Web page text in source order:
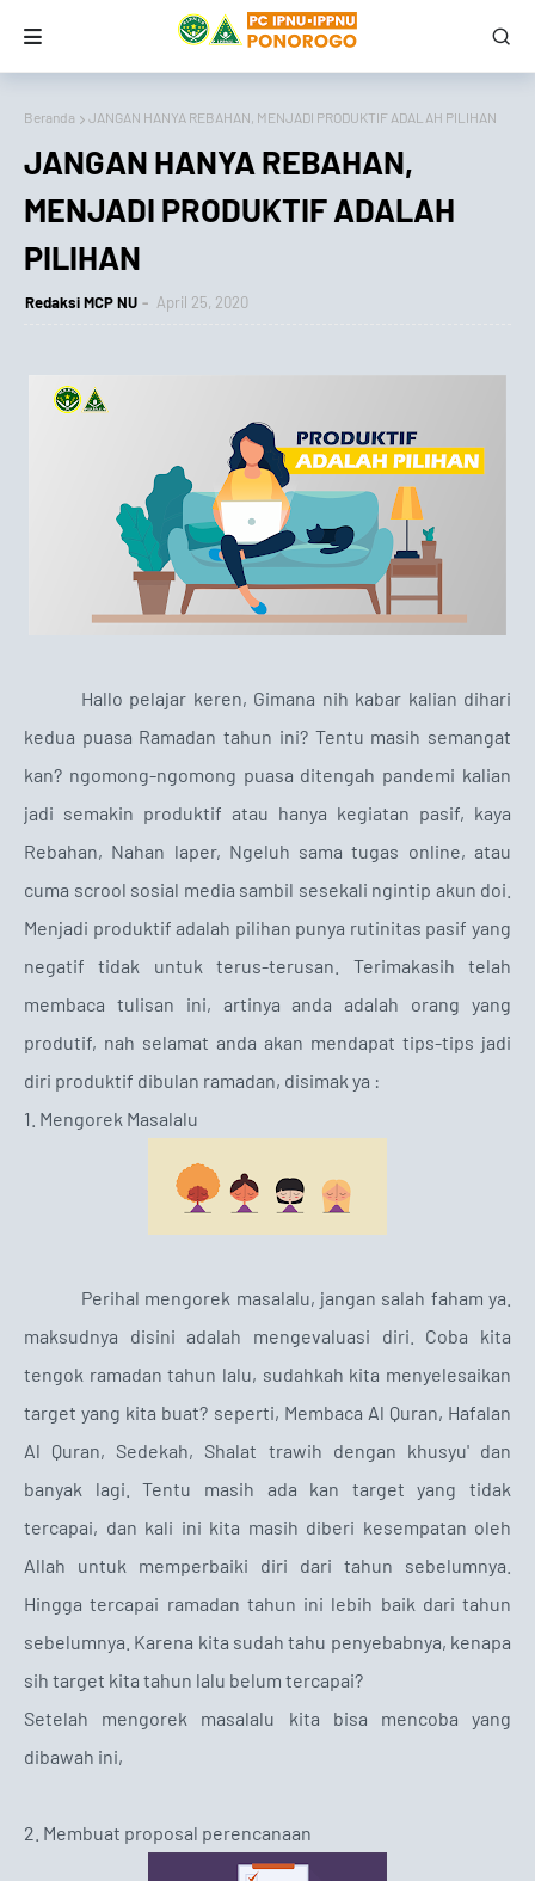
Beranda JANGAN HANYA REBAHAN, MENJADI PRODUKTIF ADALAH PILIHAN
JANGAN HANYA REBAHAN,
MENJADI PRODUKTIF ADALAH
PILIHAN
Redaksi MCP NU April 25, 2020
Hallo pelajar keren, Gimana nih kabar kalian dihari
kedua puasa Ramadan tahun ini? Tentu masih semangat
kan? ngomong-ngomong puasa ditengah pandemi kalian
jadi semakin produktif atau hanya kegiatan pasif, kaya
Rebahan, Nahan laper, Ngeluh sama tugas online, atau
cuma scrool sosial media sambil sesekali ngintip akun doi.
Menjadi produktif adalah pilihan punya rutinitas pasif yang
negatif tidak untuk terus-terusan. Terimakasih telah
membaca tulisan ini, artinya anda adalah orang yang
produtif, nah selamat anda akan mendapat tips-tips jadi
diri produktif dibulan ramadan, disimak ya :
1. Mengorek Masalalu
Perihal mengorek masalalu, jangan salah faham ya.
maksudnya disini adalah mengevaluasi diri. Coba kita
tengok ramadan tahun lalu, sudahkah kita menyelesaikan
target yang kita buat? seperti, Membaca Al Quran, Hafalan
Al Quran, Sedekah, Shalat trawih dengan khusyu' dan
banyak lagi. Tentu masih ada kan target yang tidak
tercapai, dan kali ini kita masih diberi kesempatan oleh
Allah untuk memperbaiki diri dari tahun sebelumnya.
Hingga tercapai ramadan tahun ini lebih baik dari tahun
sebelumnya. Karena kita sudah tahu penyebabnya, kenapa
sih target kita tahun lalu belum tercapai?
Setelah mengorek masalalu kita bisa mencoba yang
dibawah ini,
2. Membuat proposal perencanaan